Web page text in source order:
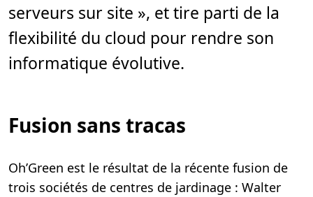
serveurs sur site », et tire parti de la
flexibilité du cloud pour rendre son
informatique évolutive.
Fusion sans tracas
Oh’Green est le résultat de la récente fusion de
trois sociétés de centres de jardinage : Walter